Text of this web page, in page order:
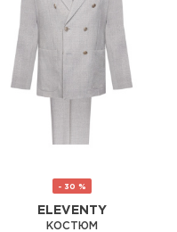
- 30 %
ELEVENTY
КОСТЮМ